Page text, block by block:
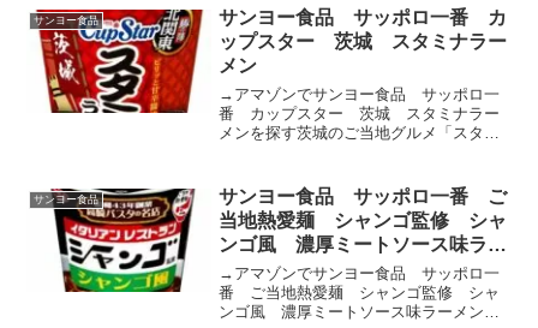
ある醤油の風味を合わせ、アクセントに
ニンニクや背脂の風味をきか...
サンヨー食品
サンヨー食品 サッポロ一番 カ
ップスター 茨城 スタミナラー
メン
→アマゾンでサンヨー食品 サッポロ一
番 カップスター 茨城 スタミナラー
メンを探す茨城のご当地グルメ「スタミ
る食感のめんです。適度なちぢれがつい
ているためスープがよく絡...
サンヨー食品
サンヨー食品 サッポロ一番 ご
当地熱愛麺 シャンゴ監修 シャ
ンゴ風 濃厚ミートソース味ラー
メン
→アマゾンでサンヨー食品 サッポロ一
番 ご当地熱愛麺 シャンゴ監修 シャ
ンゴ風 濃厚ミートソース味ラーメンを